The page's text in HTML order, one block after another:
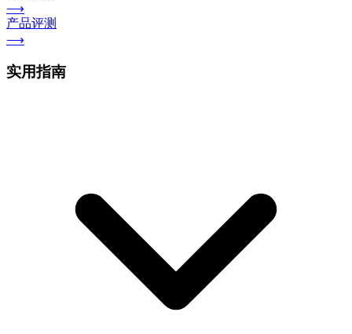
⟶
产品评测
⟶
实用指南